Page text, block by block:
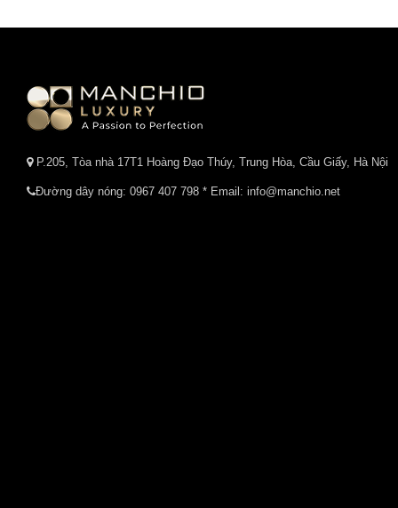
P.205, Tòa nhà 17T1 Hoàng Đạo Thúy, Trung Hòa, Cầu Giấy, Hà Nội
Đường dây nóng: 0967 407 798 * Email: info@manchio.net